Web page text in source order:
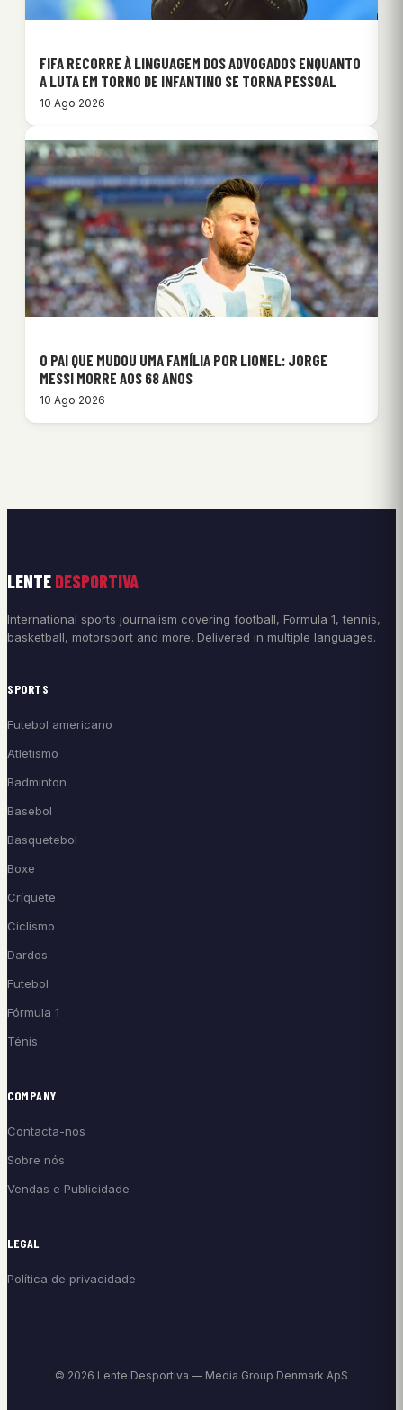
FIFA RECORRE À LINGUAGEM DOS ADVOGADOS ENQUANTO
A LUTA EM TORNO DE INFANTINO SE TORNA PESSOAL
10 Ago 2026
O PAI QUE MUDOU UMA FAMÍLIA POR LIONEL: JORGE
MESSI MORRE AOS 68 ANOS
10 Ago 2026
LENTE DESPORTIVA
International sports journalism covering football, Formula 1, tennis,
basketball, motorsport and more. Delivered in multiple languages.
SPORTS
Futebol americano
Atletismo
Badminton
Basebol
Basquetebol
Boxe
Críquete
Ciclismo
Dardos
Futebol
Fórmula 1
Ténis
COMPANY
Contacta-nos
Sobre nós
Vendas e Publicidade
LEGAL
Política de privacidade
© 2026 Lente Desportiva — Media Group Denmark ApS